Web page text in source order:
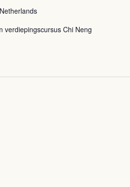
verdiepingscursus Chi Neng